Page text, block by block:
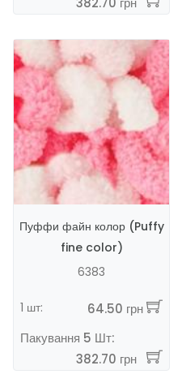
Пуффи файн колор (Puffy
fine color)
6383
1 шт:
64.50 грн
Пакування 5 Шт:
382.70 грн